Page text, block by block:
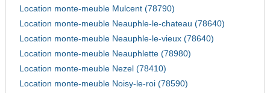
Location monte-meuble Mulcent (78790)
Location monte-meuble Neauphle-le-chateau (78640)
Location monte-meuble Neauphle-le-vieux (78640)
Location monte-meuble Neauphlette (78980)
Location monte-meuble Nezel (78410)
Location monte-meuble Noisy-le-roi (78590)